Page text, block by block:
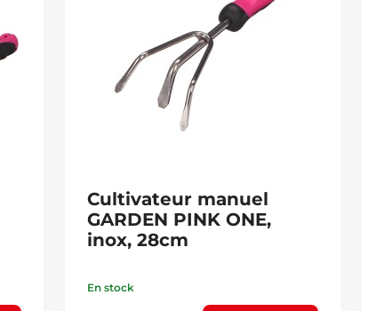
Cultivateur manuel
GARDEN PINK ONE,
inox, 28cm
En stock